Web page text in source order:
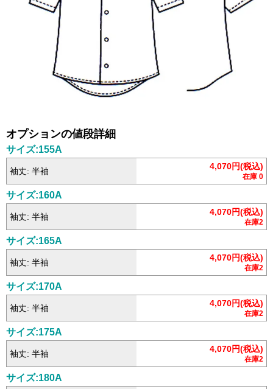
オプションの値段詳細
サイズ:155A
袖丈: 半袖 4,070円(税込)
在庫 0
サイズ:160A
袖丈: 半袖 4,070円(税込)
在庫2
サイズ:165A
袖丈: 半袖 4,070円(税込)
在庫2
サイズ:170A
袖丈: 半袖 4,070円(税込)
在庫2
サイズ:175A
袖丈: 半袖 4,070円(税込)
在庫2
サイズ:180A